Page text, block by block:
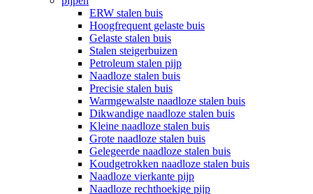
ERW stalen buis
Hoogfrequent gelaste buis
Gelaste stalen buis
Stalen steigerbuizen
Petroleum stalen pijp
Naadloze stalen buis
Precisie stalen buis
Warmgewalste naadloze stalen buis
Dikwandige naadloze stalen buis
Kleine naadloze stalen buis
Grote naadloze stalen buis
Gelegeerde naadloze stalen buis
Koudgetrokken naadloze stalen buis
Naadloze vierkante pijp
Naadloze rechthoekige pijp